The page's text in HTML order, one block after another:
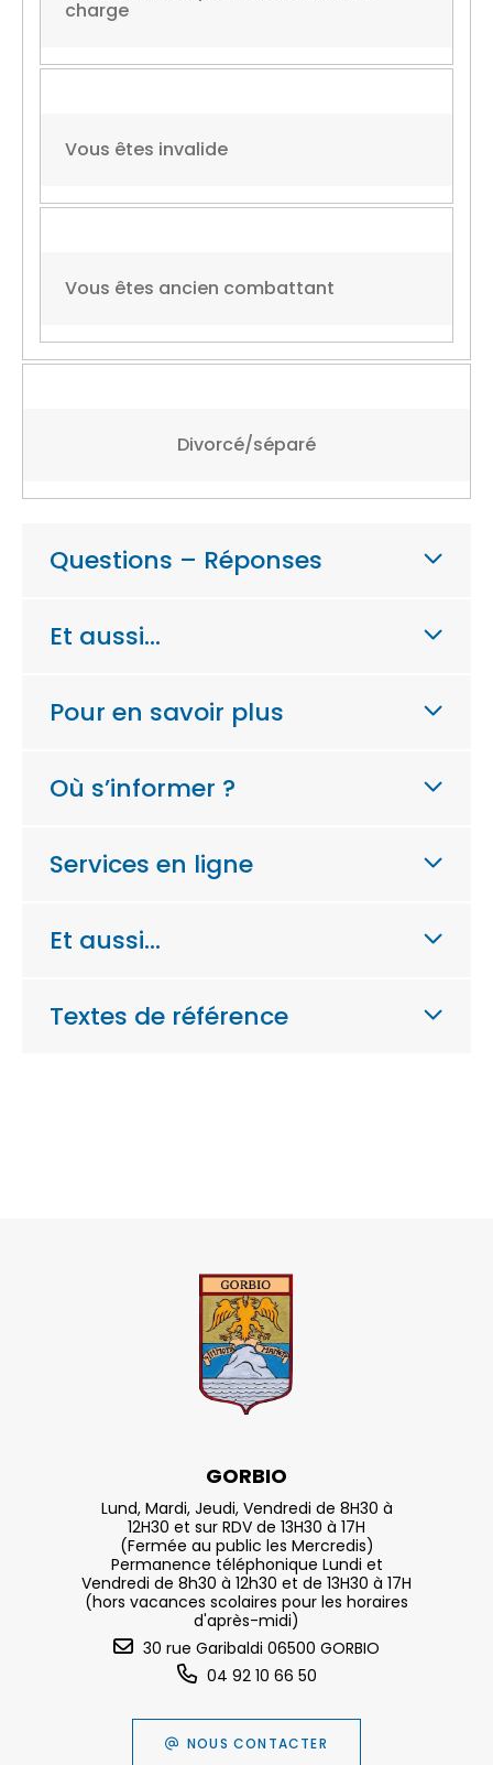
charge
Vous êtes invalide
Vous êtes ancien combattant
Divorcé/séparé
Questions – Réponses
Et aussi…
Pour en savoir plus
Où s’informer ?
Services en ligne
Et aussi…
Textes de référence
GORBIO
Lund, Mardi, Jeudi, Vendredi de 8H30 à
12H30 et sur RDV de 13H30 à 17H
(Fermée au public les Mercredis)
Permanence téléphonique Lundi et
Vendredi de 8h30 à 12h30 et de 13H30 à 17H
(hors vacances scolaires pour les horaires
d'après-midi)
30 rue Garibaldi 06500 GORBIO
04 92 10 66 50
NOUS CONTACTER